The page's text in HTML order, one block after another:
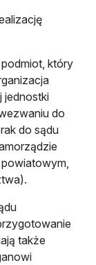
który
jednostki
do
do sądu
także